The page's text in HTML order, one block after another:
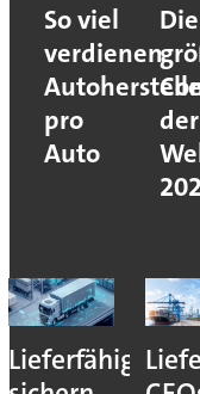
So viel
verdienen
pro
Auto
Die
der
Lieferfähigkeit